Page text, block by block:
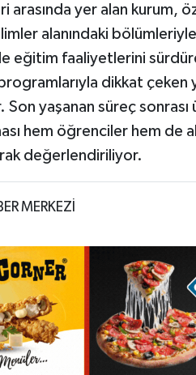
arasında yer alan kurum,
alanındaki
eğitim faaliyetlerini
dikkat çeken
yaşanan süreç
hem öğrenciler hem de
değerlendiriliyor.
MERKEZİ